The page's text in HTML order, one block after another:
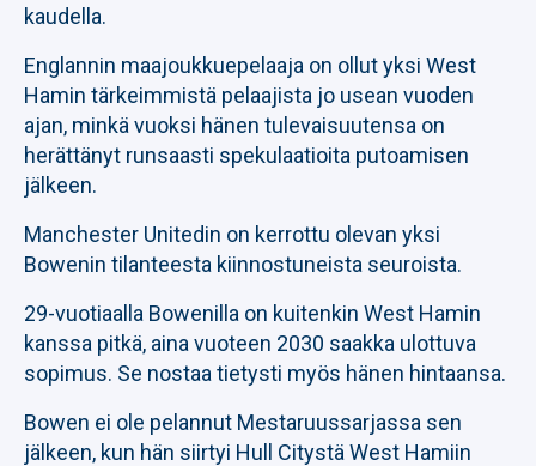
kaudella.
Englannin maajoukkuepelaaja on ollut yksi West
Hamin tärkeimmistä pelaajista jo usean vuoden
ajan, minkä vuoksi hänen tulevaisuutensa on
herättänyt runsaasti spekulaatioita putoamisen
jälkeen.
Manchester Unitedin on kerrottu olevan yksi
Bowenin tilanteesta kiinnostuneista seuroista.
29-vuotiaalla Bowenilla on kuitenkin West Hamin
kanssa pitkä, aina vuoteen 2030 saakka ulottuva
sopimus. Se nostaa tietysti myös hänen hintaansa.
Bowen ei ole pelannut Mestaruussarjassa sen
jälkeen, kun hän siirtyi Hull Citystä West Hamiin